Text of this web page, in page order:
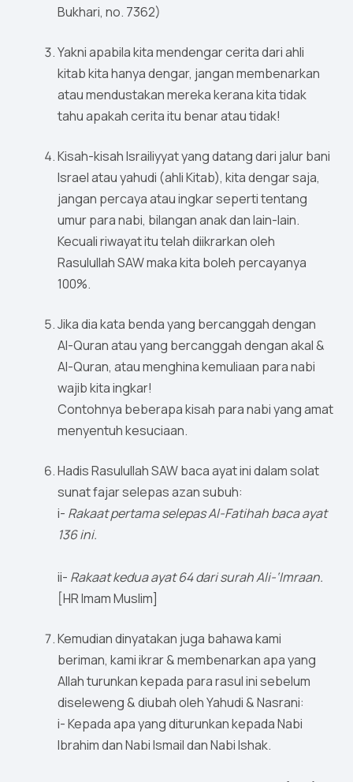
Bukhari, no. 7362)
Yakni apabila kita mendengar cerita dari ahli
kitab kita hanya dengar, jangan membenarkan
atau mendustakan mereka kerana kita tidak
tahu apakah cerita itu benar atau tidak!
Kisah-kisah Israiliyyat yang datang dari jalur bani
Israel atau yahudi (ahli Kitab), kita dengar saja,
jangan percaya atau ingkar seperti tentang
umur para nabi, bilangan anak dan lain-lain.
Kecuali riwayat itu telah diikrarkan oleh
Rasulullah SAW maka kita boleh percayanya
100%.
Jika dia kata benda yang bercanggah dengan
Al-Quran atau yang bercanggah dengan akal &
Al-Quran, atau menghina kemuliaan para nabi
wajib kita ingkar!
Contohnya beberapa kisah para nabi yang amat
menyentuh kesuciaan.
Hadis Rasulullah SAW baca ayat ini dalam solat
sunat fajar selepas azan subuh:
i- Rakaat pertama selepas Al-Fatihah baca ayat
136 ini.
ii- Rakaat kedua ayat 64 dari surah Ali-‘Imraan.
[HR Imam Muslim]
Kemudian dinyatakan juga bahawa kami
beriman, kami ikrar & membenarkan apa yang
Allah turunkan kepada para rasul ini sebelum
diseleweng & diubah oleh Yahudi & Nasrani:
i- Kepada apa yang diturunkan kepada Nabi
Ibrahim dan Nabi Ismail dan Nabi Ishak.